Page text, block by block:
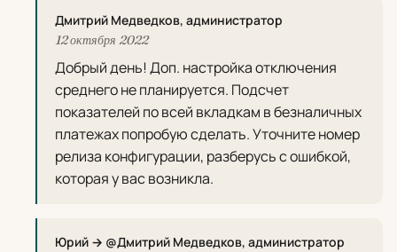
Дмитрий Медведков, администратор
12 октября 2022
Добрый день! Доп. настройка отключения
среднего не планируется. Подсчет
показателей по всей вкладкам в безналичных
платежах попробую сделать. Уточните номер
релиза конфигурации, разберусь с ошибкой,
которая у вас возникла.
Юрий → @Дмитрий Медведков, администратор